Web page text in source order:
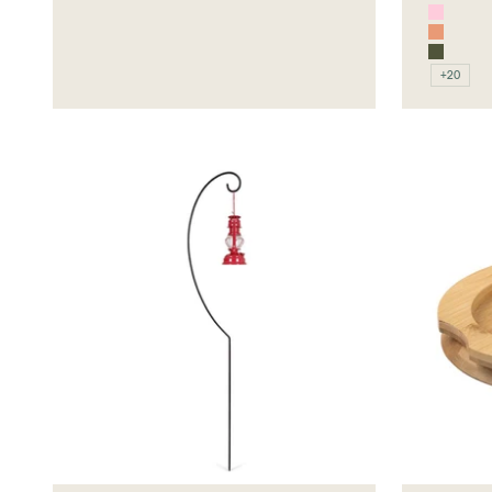
Zinc
Rosé
Soft
Olive
+20